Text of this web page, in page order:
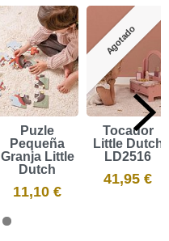
Puzle
Pequeña
Granja Little
Dutch
11,10 €
Agotado
Tocador
Little Dutch
LD2516
41,95 €